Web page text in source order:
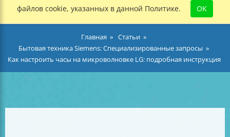
файлов cookie, указанных в данной Политике.
OK
Главная
Статьи
Бытовая техника Siemens: Специализированные запросы
Как настроить часы на микроволновке LG: подробная инструкция